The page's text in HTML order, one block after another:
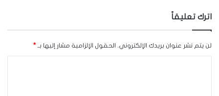
اترك تعليقاً
لن يتم نشر عنوان بريدك الإلكتروني. الحقول الإلزامية مشار إليها بـ *